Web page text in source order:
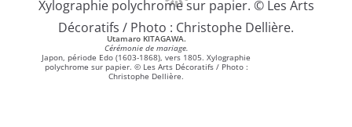
Utamaro KITAGAWA.
Cérémonie de mariage.
Japon, période Edo (1603-1868), vers 1805. Xylographie
polychrome sur papier. © Les Arts Décoratifs / Photo :
Christophe Dellière.